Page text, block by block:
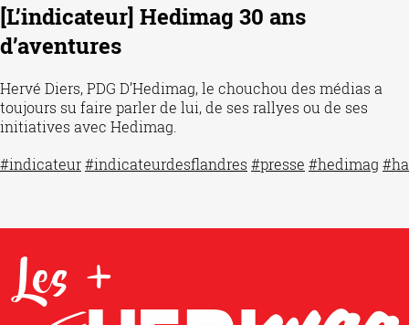
[L’indicateur] Hedimag 30 ans
d’aventures
Hervé Diers, PDG D’Hedimag, le chouchou des médias a
toujours su faire parler de lui, de ses rallyes ou de ses
initiatives avec Hedimag.
#indicateur#indicateurdesflandres #presse #hedimag #
Les +